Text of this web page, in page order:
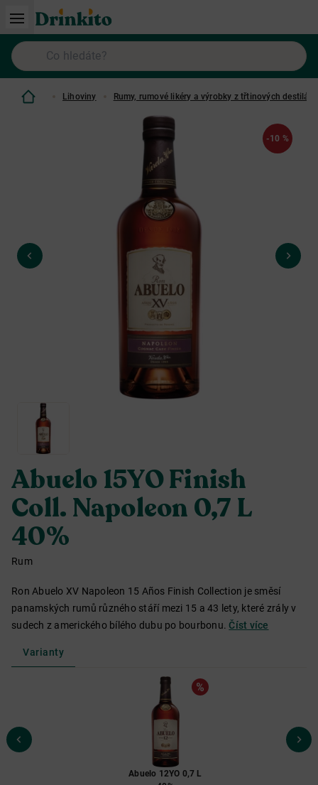
Lihoviny Rumy, rumové likéry a výrobky z třtinových destilátů
-10 %
Abuelo 15YO Finish
Coll. Napoleon 0,7 L
40%
Rum
Ron Abuelo XV Napoleon 15 Años Finish Collection je směsí
panamských rumů různého stáří mezi 15 a 43 lety, které zrály v
sudech z amerického bílého dubu po bourbonu. Číst více
Varianty
Abuelo 12YO 0,7 L